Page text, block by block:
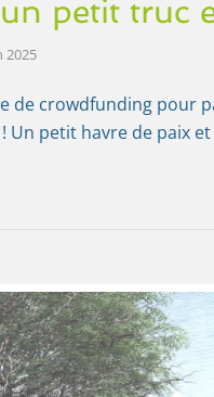
un petit
2025
de crowdfunding pour
Un petit havre de paix